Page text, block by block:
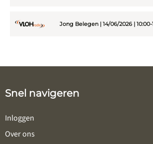
Jong Belegen | 14/06/2026 | 10:00-
Snel navigeren
Inloggen
Over ons